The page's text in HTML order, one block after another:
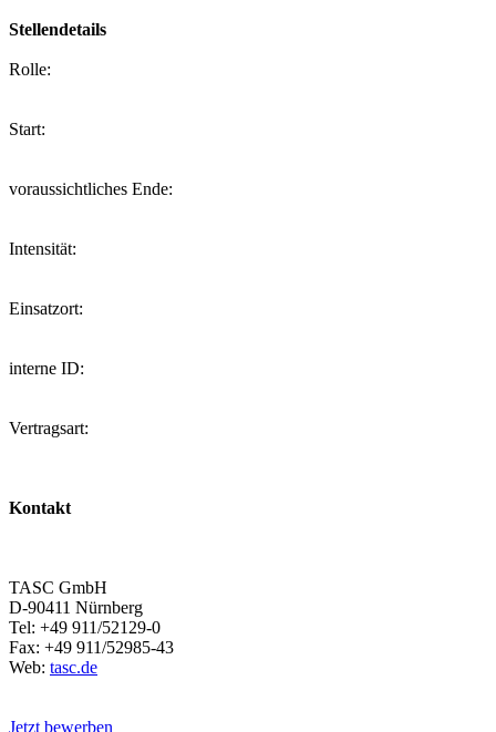
Stellendetails
Rolle:
Start:
voraussichtliches Ende:
Intensität:
Einsatzort:
interne ID:
Vertragsart:
Kontakt
TASC GmbH
D-90411 Nürnberg
Tel: +49 911/52129-0
Fax: +49 911/52985-43
Web: tasc.de
Jetzt bewerben